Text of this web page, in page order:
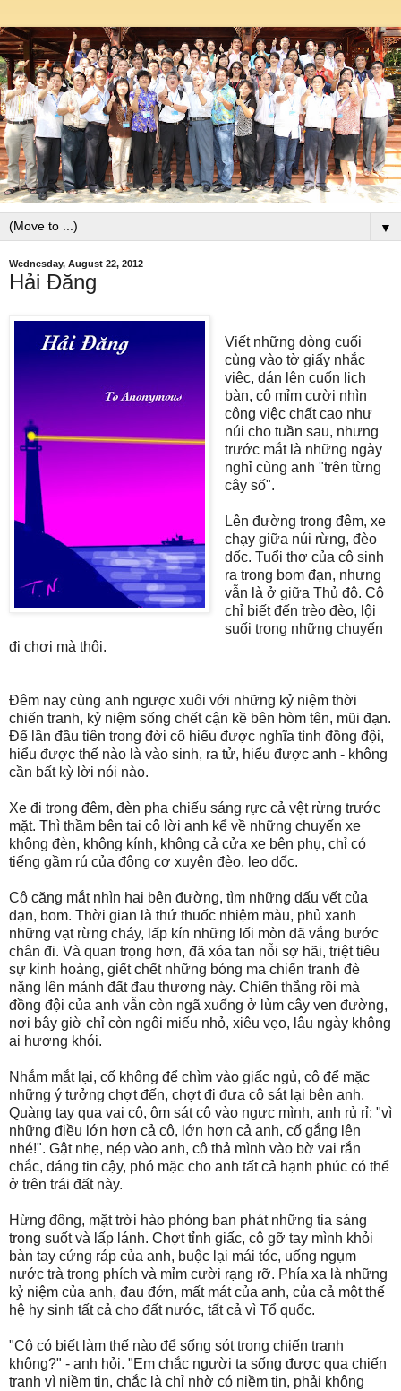
▼
Wednesday, August 22, 2012
Hải Đăng
Viết những dòng cuối
cùng vào tờ giấy nhắc
việc, dán lên cuốn lịch
bàn, cô mỉm cười nhìn
công việc chất cao như
núi cho tuần sau, nhưng
trước mắt là những ngày
nghỉ cùng anh "trên từng
cây số".
Lên đường trong đêm, xe
chạy giữa núi rừng, đèo
dốc. Tuổi thơ của cô sinh
ra trong bom đạn, nhưng
vẫn là ở giữa Thủ đô. Cô
chỉ biết đến trèo đèo, lội
suối trong những chuyến
đi chơi mà thôi.
Đêm nay cùng anh ngược xuôi với những kỷ niệm thời
chiến tranh, kỷ niệm sống chết cận kề bên hòm tên, mũi đạn.
Để lần đầu tiên trong đời cô hiểu được nghĩa tình đồng đội,
hiểu được thế nào là vào sinh, ra tử, hiểu được anh - không
cần bất kỳ lời nói nào.
Xe đi trong đêm, đèn pha chiếu sáng rực cả vệt rừng trước
mặt. Thì thầm bên tai cô lời anh kể về những chuyến xe
không đèn, không kính, không cả cửa xe bên phụ, chỉ có
tiếng gầm rú của động cơ xuyên đèo, leo dốc.
Cô căng mắt nhìn hai bên đường, tìm những dấu vết của
đạn, bom. Thời gian là thứ thuốc nhiệm màu, phủ xanh
những vạt rừng cháy, lấp kín những lối mòn đã vắng bước
chân đi. Và quan trọng hơn, đã xóa tan nỗi sợ hãi, triệt tiêu
sự kinh hoàng, giết chết những bóng ma chiến tranh đè
nặng lên mảnh đất đau thương này. Chiến thắng rồi mà
đồng đội của anh vẫn còn ngã xuống ở lùm cây ven đường,
nơi bây giờ chỉ còn ngôi miếu nhỏ, xiêu vẹo, lâu ngày không
ai hương khói.
Nhắm mắt lại, cố không để chìm vào giấc ngủ, cô để mặc
những ý tưởng chợt đến, chợt đi đưa cô sát lại bên anh.
Quàng tay qua vai cô, ôm sát cô vào ngực mình, anh rủ rỉ: "vì
những điều lớn hơn cả cô, lớn hơn cả anh, cố gắng lên
nhé!". Gật nhẹ, nép vào anh, cô thả mình vào bờ vai rắn
chắc, đáng tin cậy, phó mặc cho anh tất cả hạnh phúc có thể
ở trên trái đất này.
Hừng đông, mặt trời hào phóng ban phát những tia sáng
trong suốt và lấp lánh. Chợt tỉnh giấc, cô gỡ tay mình khỏi
bàn tay cứng ráp của anh, buộc lại mái tóc, uống ngụm
nước trà trong phích và mỉm cười rạng rỡ. Phía xa là những
kỷ niệm của anh, đau đớn, mất mát của anh, của cả một thế
hệ hy sinh tất cả cho đất nước, tất cả vì Tổ quốc.
"Cô có biết làm thế nào để sống sót trong chiến tranh
không?" - anh hỏi. "Em chắc người ta sống được qua chiến
tranh vì niềm tin, chắc là chỉ nhờ có niềm tin, phải không